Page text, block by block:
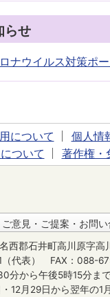
らせ
ナウイルス対策ポ
について
個人情
ついて
著作権・
ご意見・ご提案・お問
西郡石井町高川原字高
代表）
FAX：088-
分から午後5時15分ま
12月29日から翌年の1